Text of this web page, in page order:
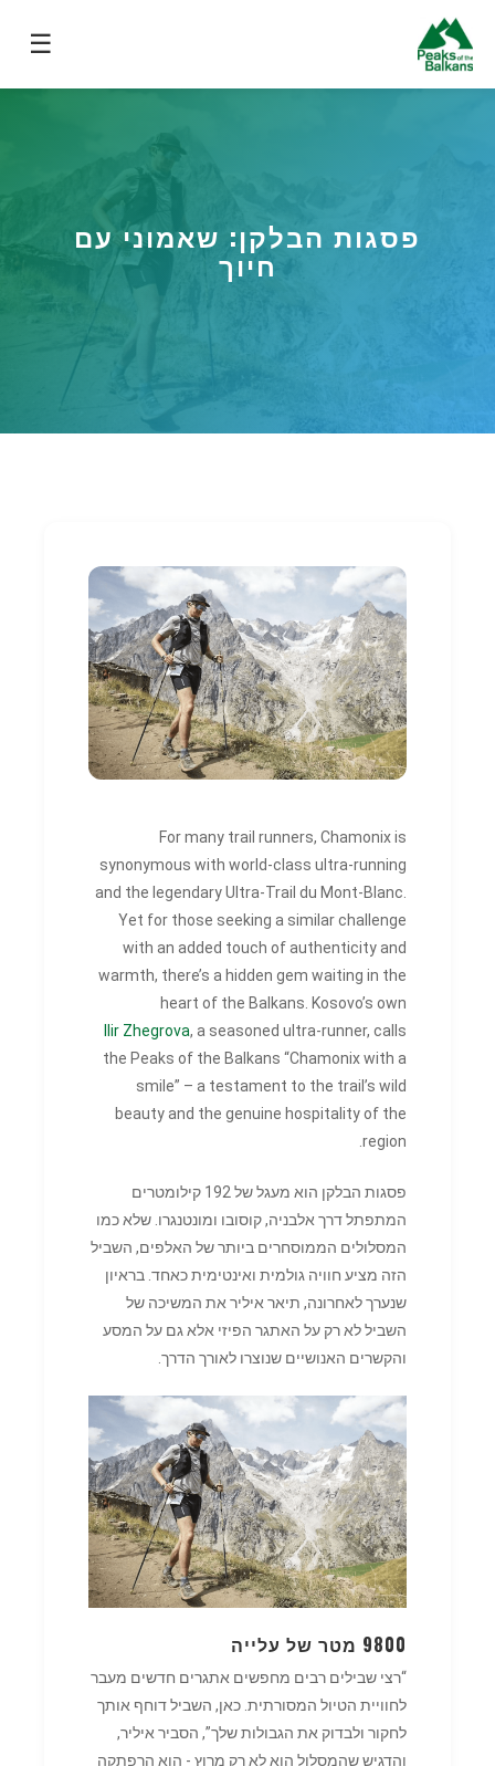
☰
פסגות הבלקן: שאמוני עם
חיוך
For many trail runners, Chamonix is
synonymous with world-class ultra-running
and the legendary Ultra-Trail du Mont-Blanc.
Yet for those seeking a similar challenge
with an added touch of authenticity and
warmth, there’s a hidden gem waiting in the
heart of the Balkans. Kosovo’s own
Ilir Zhegrova, a seasoned ultra-runner, calls
the Peaks of the Balkans “Chamonix with a
smile” – a testament to the trail’s wild
beauty and the genuine hospitality of the
region.
פסגות הבלקן הוא מעגל של 192 קילומטרים
המתפתל דרך אלבניה, קוסובו ומונטנגרו. שלא כמו
המסלולים הממוסחרים ביותר של האלפים, השביל
הזה מציע חוויה גולמית ואינטימית כאחד. בראיון
שנערך לאחרונה, תיאר איליר את המשיכה של
השביל לא רק על האתגר הפיזי אלא גם על המסע
והקשרים האנושיים שנוצרו לאורך הדרך.
9800 מטר של עלייה
“רצי שבילים רבים מחפשים אתגרים חדשים מעבר
לחוויית הטיול המסורתית. כאן, השביל דוחף אותך
לחקור ולבדוק את הגבולות שלך”, הסביר איליר,
והדגיש שהמסלול הוא לא רק מרוץ - הוא הרפתקה